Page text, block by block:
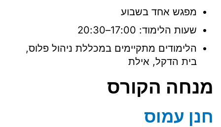
מפגש אחד בשבוע
שעות הלימוד: 17:00–20:30
הלימודים מתקיימים במכללת ניהול פלוס,
בית הדקל, אילת
מנחה הקורס
חנן עמוס